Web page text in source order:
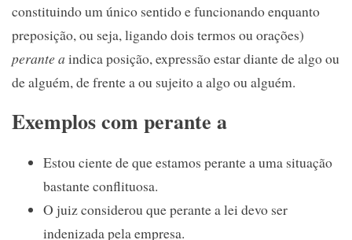
constituindo um único sentido e funcionando enquanto
preposição, ou seja, ligando dois termos ou orações)
perante a indica posição, expressão estar diante de algo ou
de alguém, de frente a ou sujeito a algo ou alguém.
Exemplos com perante a
Estou ciente de que estamos perante a uma situação
bastante conflituosa.
O juiz considerou que perante a lei devo ser
indenizada pela empresa.